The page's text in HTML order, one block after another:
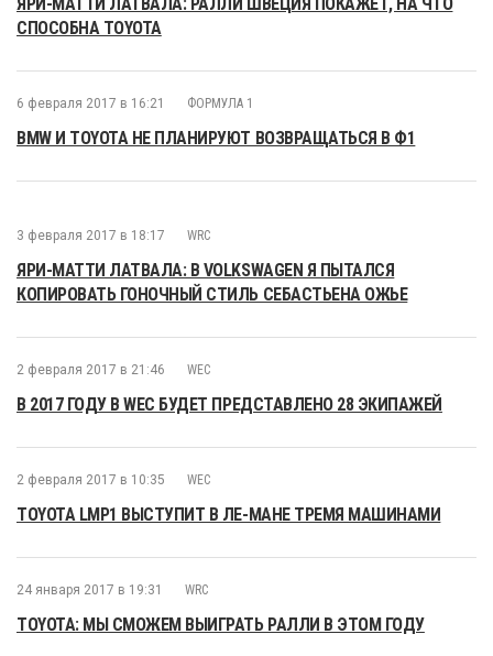
СПОСОБНА TOYOTA
6 февраля 2017 в 16:21 ФОРМУЛА 1
BMW И TOYOTA НЕ ПЛАНИРУЮТ ВОЗВРАЩАТЬСЯ В Ф1
3 февраля 2017 в 18:17 WRC
ЯРИ-МАТТИ ЛАТВАЛА: В VOLKSWAGEN Я ПЫТАЛСЯ
КОПИРОВАТЬ ГОНОЧНЫЙ СТИЛЬ СЕБАСТЬЕНА ОЖЬЕ
2 февраля 2017 в 21:46 WEC
В 2017 ГОДУ В WEC БУДЕТ ПРЕДСТАВЛЕНО 28 ЭКИПАЖЕЙ
2 февраля 2017 в 10:35 WEC
TOYOTA LMP1 ВЫСТУПИТ В ЛЕ-МАНЕ ТРЕМЯ МАШИНАМИ
24 января 2017 в 19:31 WRC
TOYOTA: МЫ СМОЖЕМ ВЫИГРАТЬ РАЛЛИ В ЭТОМ ГОДУ